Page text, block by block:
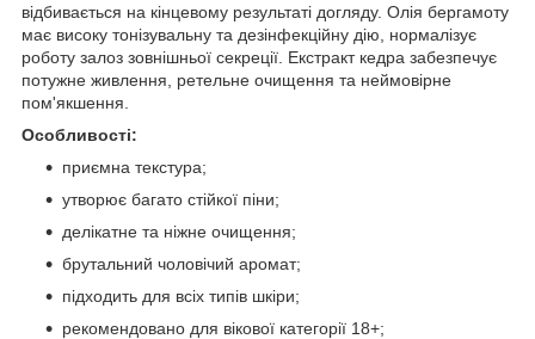
відбивається на кінцевому результаті догляду. Олія бергамоту
має високу тонізувальну та дезінфекційну дію, нормалізує
роботу залоз зовнішньої секреції. Екстракт кедра забезпечує
потужне живлення, ретельне очищення та неймовірне
пом'якшення.
Особливості:
приємна текстура;
утворює багато стійкої піни;
делікатне та ніжне очищення;
брутальний чоловічий аромат;
підходить для всіх типів шкіри;
рекомендовано для вікової категорії 18+;